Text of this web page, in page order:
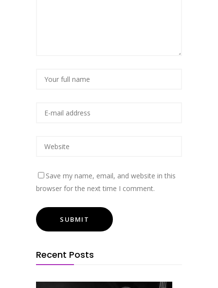
Save my name, email, and website in this
browser for the next time I comment.
Recent Posts